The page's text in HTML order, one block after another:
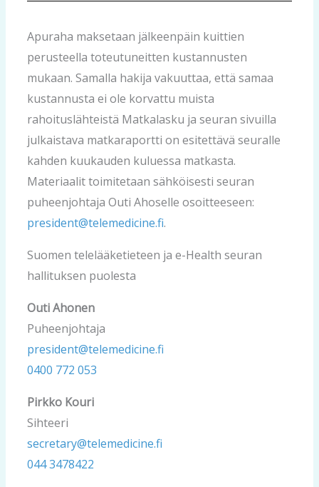
Apuraha maksetaan jälkeenpäin kuittien
perusteella toteutuneitten kustannusten
mukaan. Samalla hakija vakuuttaa, että samaa
kustannusta ei ole korvattu muista
rahoituslähteistä Matkalasku ja seuran sivuilla
julkaistava matkaraportti on esitettävä seuralle
kahden kuukauden kuluessa matkasta.
Materiaalit toimitetaan sähköisesti seuran
puheenjohtaja Outi Ahoselle osoitteeseen:
president@telemedicine.fi.
Suomen telelääketieteen ja e-Health seuran
hallituksen puolesta
Outi Ahonen
Puheenjohtaja
president@telemedicine.fi
0400 772 053
Pirkko Kouri
Sihteeri
secretary@telemedicine.fi
044 3478422